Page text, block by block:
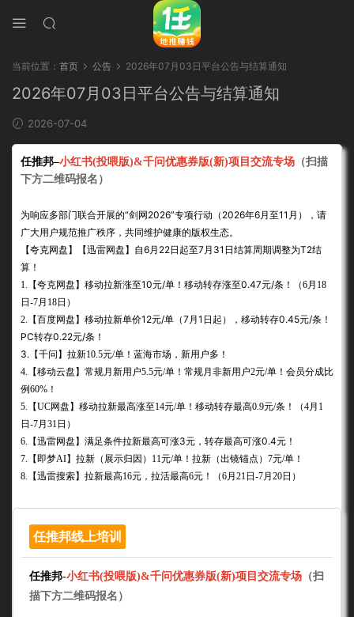
当前位置： 首页 公告 2026年07月03日平台公告与结算通知
2026年07月03日平台公告与结算通知
2026-07-04
任推邦–小红书(投喂版)&千问优惠券版(新)项目交流专场 （扫描
下方二维码报名）
为响应多部门联合开展的“剑网2026”专项行动（2026年6月至11月），请
广大用户规范推广秩序，共同维护健康的版权生态。
【夸克网盘】【迅雷网盘】自6月22日起至7月31日结算周期调整为T2结
算！
1. 【夸克网盘】移动拉新涨至10元/单！移动转存涨至0.47元/条！
（6月18
日-7月18日）
2.
【百度网盘】移动拉新单价12元/单（7月1日起），移动转存0.45元/条！
PC转存0.22元/条！
3. 【千问】 拉新10.5元/单！蓝海市场，新用户多！
4.【移动云盘】常规月新用户5.5元/单！常规月非新用户2元/单！会员分成比
例60%！
5. 【UC网盘】 移动拉新最高涨至14元/单！移动转存最高0.9元/条！（4月1
日-7月31日）
6.【迅雷网盘】 满足条件拉新最高可涨3元，转存最高可涨0.4元！
7. 【即梦AI】拉新（展示归因）11元/单！拉新（出镜锚点）7元/单！
8.【迅雷搜索】拉新最高16元，拉活最高6元！（6月21日-7月20日）
任推邦线上培训
任推邦-小红书(投喂版)&千问优惠券版(新)项目交流专场 （扫
描下方二维码报名）